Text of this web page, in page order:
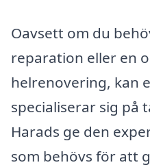
Oavsett om du
reparation eller en
helrenovering, kan
specialiserar sig på
Harads ge den
som behövs för att